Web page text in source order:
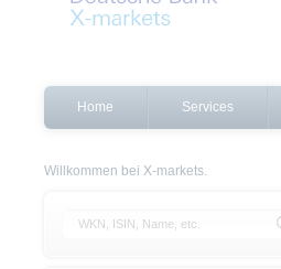
Home Services
Willkommen bei X-markets.